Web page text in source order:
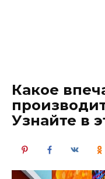
Какое
Узнайте в